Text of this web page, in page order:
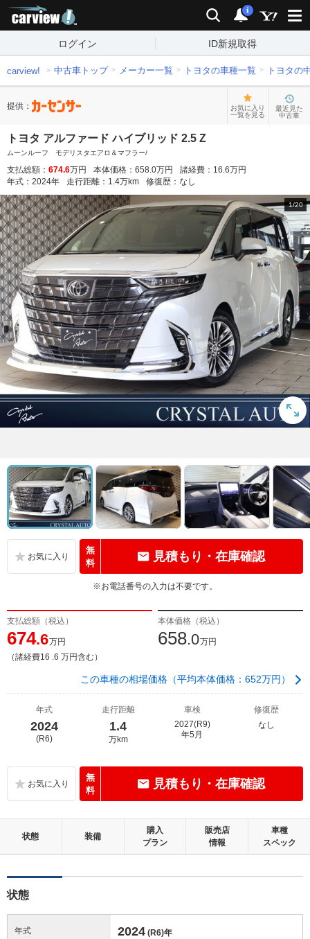
検索 通知
i
ログイン ID新規取得
carview! 中古車トップ メーカー一覧 トヨタの車種一覧 トヨタの
提供：
お気に入り
一覧を見る
最近見た
中古車
トヨタ アルファード ハイブリッド 2.5 Z
ムーンルーフ モデリスタエアロ＆マフラー/
支払総額： 674.6万円 本体価格： 658.0万円 諸経費： 16.6万円
年式： 2024年 走行距離： 1.4万km 修復歴： なし
1/20
無
料
見積もり・在庫確認
※お電話番号の入力は不要です。
支払総額（税込）
674.6万円
（諸経費16 .6 万円含む）
本体価格（税込）
658.0万円
この車種の相場価格（平均本体価格：652万円）
年式
2024
(R6)
走行距離
1.4
万km
車検
2027(R9)
年5月
修復歴
なし
無
料
見積もり・在庫確認
状態 装備
購入
プラン
販売店
情報
車種
スペック
状態
年式 2024 (R6)年